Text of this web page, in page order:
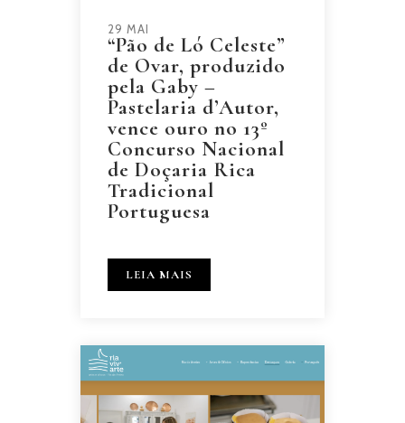
29 MAI
“Pão de Ló Celeste”
de Ovar, produzido
pela Gaby –
Pastelaria d’Autor,
vence ouro no 13º
Concurso Nacional
de Doçaria Rica
Tradicional
Portuguesa
LEIA MAIS